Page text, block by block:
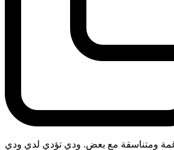
ومتناسقة مع بعض. ودي تؤدي لدي ودي